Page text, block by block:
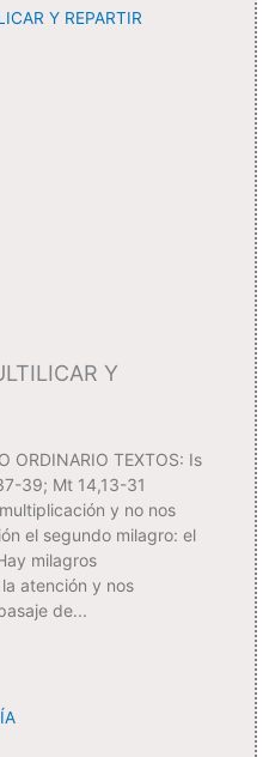
Y
ORDINARIO TEXTOS: Is
39; Mt 14,13-31
y no nos
el segundo milagro: el
milagros
atención y nos
de